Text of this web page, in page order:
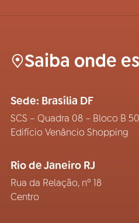
Saiba onde
Sede: Brasília DF
SCS – Quadra 08 – Bloco B
Edifício Venâncio Shopping
Rio de Janeiro RJ
Rua da Relação, nº 18
Centro